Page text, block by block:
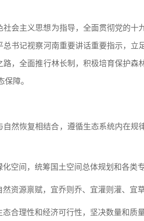
会主义思想为指导，全面贯彻党的
书记视察河南重要讲话重要指示，
，全面推行林长制，积极培育保护
保障。
然恢复相结合，遵循生态系统内在规
空间，统筹国土空间总体规划和各类
资源禀赋，宜乔则乔、宜灌则灌、宜
合理性和经济可行性，坚决数量和质